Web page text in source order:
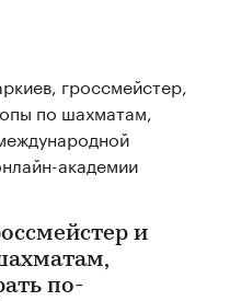
гроссмейстер,
по шахматам,
академии
и
по-